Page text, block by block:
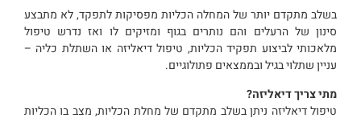
בשלב מתקדם יותר של המחלה הכליות מפסיקות לתפקד, לא מתבצע
סינון של הרעלים והם נותרים בגוף ומזיקים לו ואז נדרש טיפול
מלאכותי לביצוע תפקיד הכליות, טיפול דיאליזה או השתלת כליה –
עניין שתלוי בגיל ובממצאים פתולוגיים.
מתי צריך דיאליזה?
טיפול דיאליזה ניתן בשלב מתקדם של מחלת הכליות, מצב בו הכליות